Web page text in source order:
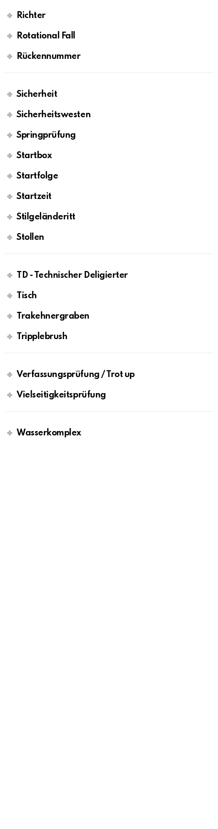
Richter
Rotational Fall
Rückennummer
Sicherheit
Sicherheitswesten
Springprüfung
Startbox
Startfolge
Startzeit
Stilgeländeritt
Stollen
TD - Technischer Deligierter
Tisch
Trakehnergraben
Tripplebrush
Verfassungsprüfung / Trot up
Vielseitigkeitsprüfung
Wasserkomplex